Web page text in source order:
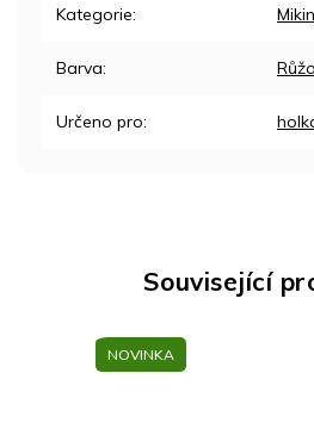
Související
NOVINKA
Kategorie:
Barva:
Určeno pro: